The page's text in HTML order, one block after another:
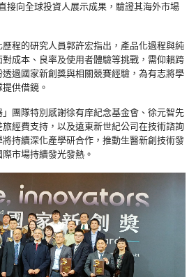
接向全球投資人展示成果，驗證其海外市場
程的研究人員郭許宏指出， 產品化過程與純
成本、 良率及使用者體驗等挑戰，需仰賴跨
透過國家新創獎與相關競賽經驗， 為有志將學
供借鏡。
團隊特別感謝徐有庠紀念基金會、 徐元智先
經費支持， 以及遠東新世紀公司在技術諮詢
將持續深化產學研合作，推動生醫新創技術發
市場持續發光發熱。